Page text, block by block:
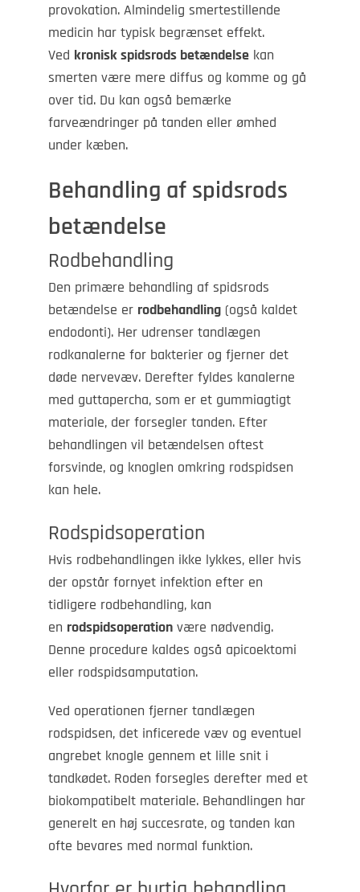
provokation. Almindelig smertestillende
medicin har typisk begrænset effekt.
Ved kronisk spidsrods betændelsekan
smerten være mere diffus og komme og gå
over tid. Du kan også bemærke
farveændringer på tanden eller ømhed
under kæben.
Behandling af spidsrods
betændelse
Rodbehandling
Den primære behandling af spidsrods
betændelse er rodbehandling(også kaldet
endodonti). Her udrenser tandlægen
rodkanalerne for bakterier og fjerner det
døde nervevæv. Derefter fyldes kanalerne
med guttapercha, som er et gummiagtigt
materiale, der forsegler tanden. Efter
behandlingen vil betændelsen oftest
forsvinde, og knoglen omkring rodspidsen
kan hele.
Rodspidsoperation
Hvis rodbehandlingen ikke lykkes, eller hvis
der opstår fornyet infektion efter en
tidligere rodbehandling, kan
en rodspidsoperationvære nødvendig.
Denne procedure kaldes også apicoektomi
eller rodspidsamputation.
Ved operationen fjerner tandlægen
rodspidsen, det inficerede væv og eventuel
angrebet knogle gennem et lille snit i
tandkødet. Roden forsegles derefter med et
biokompatibelt materiale. Behandlingen har
generelt en høj succesrate, og tanden kan
ofte bevares med normal funktion.